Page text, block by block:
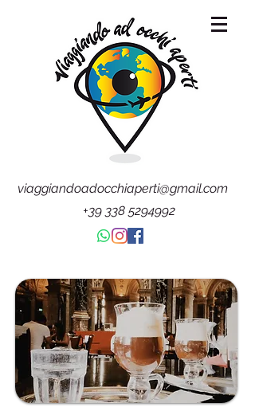
viaggiandoadocchiaperti@gmail.com
+39 338 5294992